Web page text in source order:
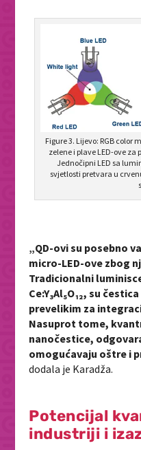
Figure 3. Lijevo: RGB color
zelene i plave LED-ove
Jednočipni LED sa
svjetlosti pretvara u
„QD-ovi su posebno
micro-LED-ove zbog
Tradicionalni
Ce:Y₃Al₅O₁₂, su
prevelikim za
Nasuprot tome,
nanočestice,
omogućavaju oštre i
dodala je Karadža.
Potencijal
industriji i